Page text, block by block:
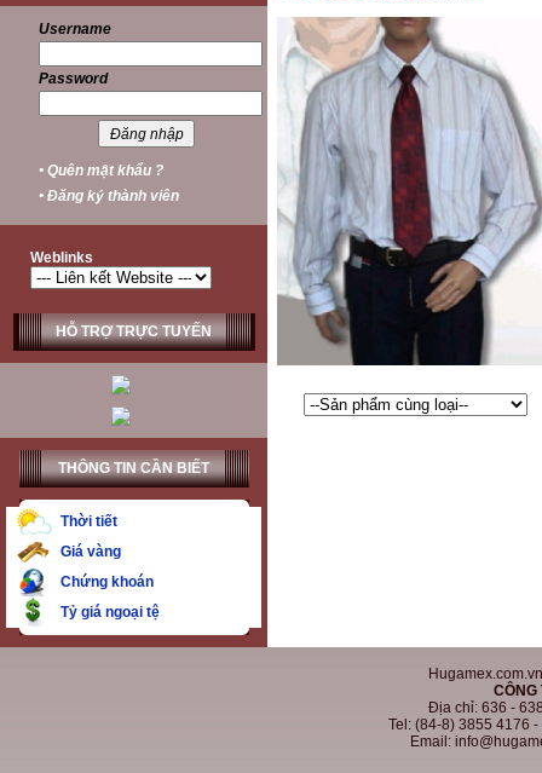
Username
Password
• Quên mật khẩu ?
• Đăng ký thành viên
Weblinks
HỖ TRỢ TRỰC TUYẾN
THÔNG TIN CẦN BIẾT
Thời tiết
Giá vàng
Chứng khoán
Tỷ giá ngoại tệ
CÔNG
Địa chỉ: 636 -
Tel: (84-8) 3855 4176
Email: